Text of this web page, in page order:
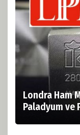
Londra Ham
Paladyum ve